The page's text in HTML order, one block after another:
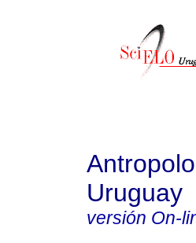
Uruguay
versión On-